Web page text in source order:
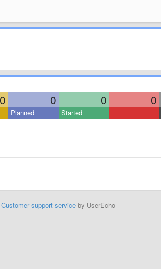
0 0 0 0
Planned Started
Customer support serviceby UserEcho